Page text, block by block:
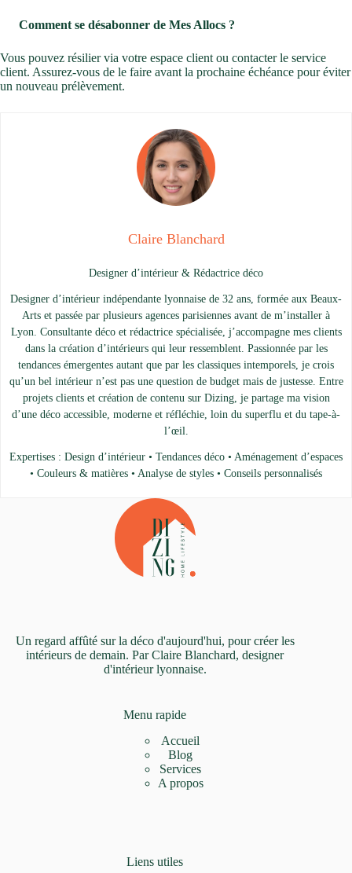
Comment se désabonner de Mes Allocs ?
Vous pouvez résilier via votre espace client ou contacter le service
client. Assurez-vous de le faire avant la prochaine échéance pour éviter
un nouveau prélèvement.
Claire Blanchard
Designer d’intérieur & Rédactrice déco
Designer d’intérieur indépendante lyonnaise de 32 ans, formée aux Beaux-
Arts et passée par plusieurs agences parisiennes avant de m’installer à
Lyon. Consultante déco et rédactrice spécialisée, j’accompagne mes clients
dans la création d’intérieurs qui leur ressemblent. Passionnée par les
tendances émergentes autant que par les classiques intemporels, je crois
qu’un bel intérieur n’est pas une question de budget mais de justesse. Entre
projets clients et création de contenu sur Dizing, je partage ma vision
d’une déco accessible, moderne et réfléchie, loin du superflu et du tape-à-
l’œil.
Expertises : Design d’intérieur • Tendances déco • Aménagement d’espaces
• Couleurs & matières • Analyse de styles • Conseils personnalisés
Un regard affûté sur la déco d'aujourd'hui, pour créer les
intérieurs de demain. Par Claire Blanchard, designer
d'intérieur lyonnaise.
Menu rapide
Accueil
Blog
Services
A propos
Liens utiles